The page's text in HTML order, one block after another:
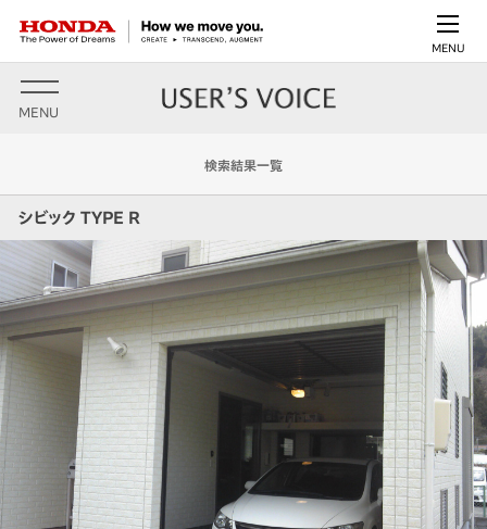
MENU
MENU
検索結果一覧
シビック TYPE R